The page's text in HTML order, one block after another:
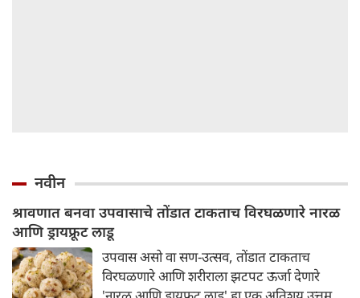
नवीन
श्रावणात बनवा उपवासाचे तोंडात टाकताच विरघळणारे नारळ
आणि ड्रायफ्रूट लाडू
उपवास असो वा सण-उत्सव, तोंडात टाकताच
विरघळणारे आणि शरीराला झटपट ऊर्जा देणारे